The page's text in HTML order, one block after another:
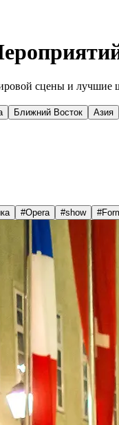
сцены и лучшие
Ближний Восток Азия
#Opera #show #